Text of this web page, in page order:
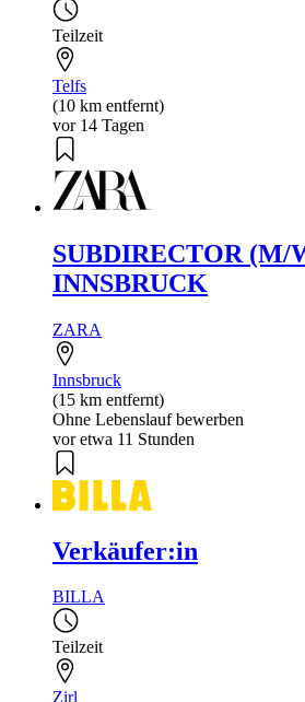
Teilzeit
Telfs
(10 km entfernt)
vor 14 Tagen
SUBDIRECTOR (M/
INNSBRUCK
ZARA
Innsbruck
(15 km entfernt)
Ohne Lebenslauf bewerben
vor etwa 11 Stunden
Verkäufer:in
BILLA
Teilzeit
Zirl